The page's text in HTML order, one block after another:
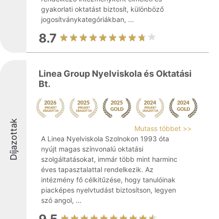
gyakorlati oktatást biztosít, különböző
jogosítványkategóriákban, ...
8.7
Díjazottak
Linea Group Nyelviskola és Oktatási
Bt.
Mutass többet >>
A Linea Nyelviskola Szolnokon 1993 óta
nyújt magas színvonalú oktatási
szolgáltatásokat, immár több mint harminc
éves tapasztalattal rendelkezik. Az
intézmény fő célkitűzése, hogy tanulóinak
piacképes nyelvtudást biztosítson, legyen
szó angol, ...